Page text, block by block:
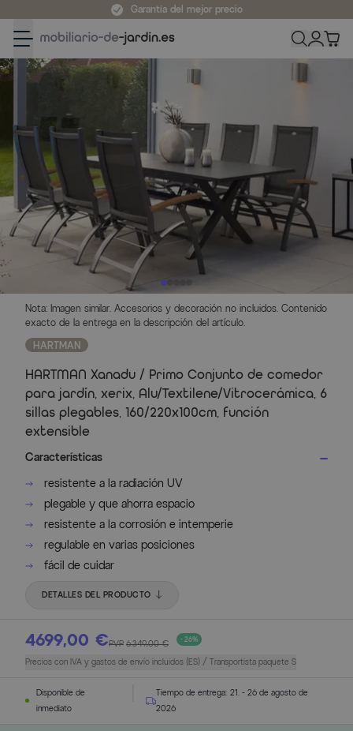
Garantía del mejor precio
Nota: Imagen similar. Accesorios y decoración no incluidos. Contenido
exacto de la entrega en la descripción del artículo.
HARTMAN
HARTMAN Xanadu / Primo Conjunto de comedor
para jardín, xerix, Alu/Textilene/Vitrocerámica, 6
sillas plegables, 160/220x100cm, función
extensible
Características
resistente a la radiación UV
plegable y que ahorra espacio
resistente a la corrosión e intemperie
regulable en varias posiciones
fácil de cuidar
DETALLES DEL PRODUCTO
4699,00 €PVP 6.349,00 € - 26%
Precios con IVA y gastos de envío incluidos (ES) / Transportista paquete S
Disponible de
inmediato
Tiempo de entrega: 21. - 26 de agosto de
2026